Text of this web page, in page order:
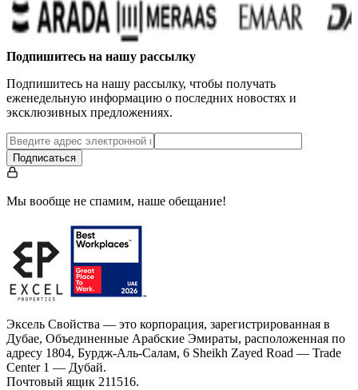
Подпишитесь на нашу рассылку
Подпишитесь на нашу рассылку, чтобы получать
еженедельную информацию о последних новостях и
эксклюзивных предложениях.
Подписаться
Мы вообще не спамим, наше обещание!
Эксель Свойства — это корпорация, зарегистрированная в
Дубае, Объединенные Арабские Эмираты, расположенная по
адресу 1804, Бурдж-Аль-Салам, 6 Sheikh Zayed Road — Trade
Center 1 — Дубай.
Почтовый ящик 211516.